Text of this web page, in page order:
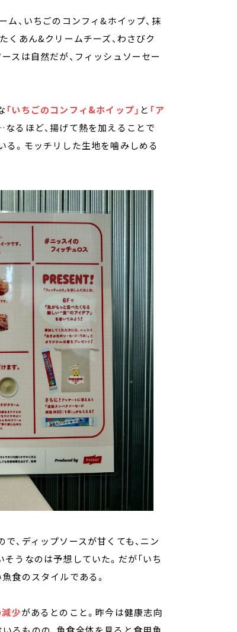
ム、いちごのコンフィ&ホイップ、抹
くあん&クリームチーズ、わさびク
スは自然だが、フィッシュソーセー
「いちごのコンフィ&ホイップ」 と 「ア
るほど、揚げて熱を加えることで
る。モッチリした生地を噛みしめる
、ディップソースが甘くても、ニン
うなのは予想していた。だが「いち
食のスタイルである。
少があるとのこと。昨今は健康志向